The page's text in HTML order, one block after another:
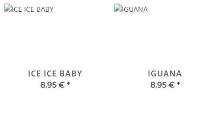
ICE ICE BABY
8,95 € *
IGUANA
8,95 € *